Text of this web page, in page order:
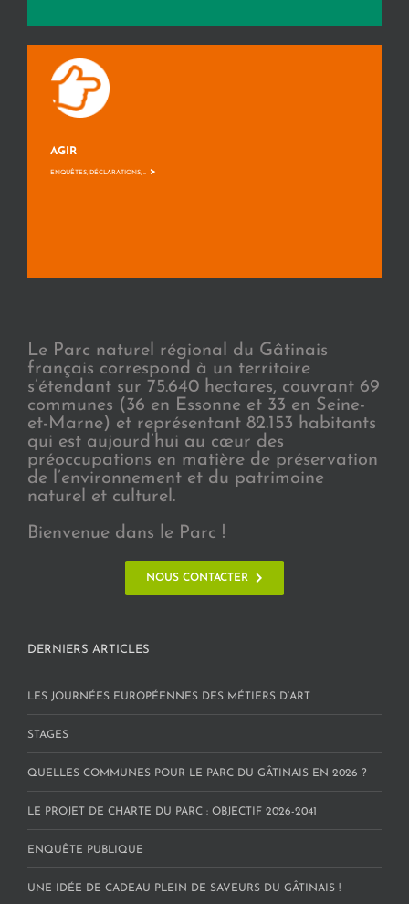
AGIR
ENQUÊTES, DÉCLARATIONS, ... >
Le Parc naturel régional du Gâtinais
français correspond à un territoire
s’étendant sur 75.640 hectares, couvrant 69
communes (36 en Essonne et 33 en Seine-
et-Marne) et représentant 82.153 habitants
qui est aujourd’hui au cœur des
préoccupations en matière de préservation
de l’environnement et du patrimoine
naturel et culturel.
Bienvenue dans le Parc !
NOUS CONTACTER
DERNIERS ARTICLES
LES JOURNÉES EUROPÉENNES DES MÉTIERS D’ART
STAGES
QUELLES COMMUNES POUR LE PARC DU GÂTINAIS EN 2026 ?
LE PROJET DE CHARTE DU PARC : OBJECTIF 2026-2041
ENQUÊTE PUBLIQUE
UNE IDÉE DE CADEAU PLEIN DE SAVEURS DU GÂTINAIS !